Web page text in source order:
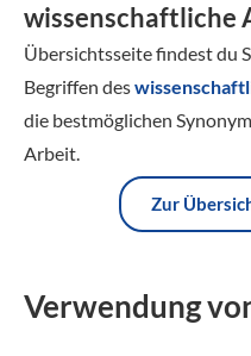
wissenschaftliche
Übersichtsseite findest du
Begriffen des
die bestmöglichen
Arbeit.
Zur
Verwendung